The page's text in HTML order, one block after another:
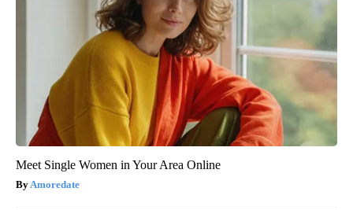
Meet Single Women in Your Area Online
Amoredate